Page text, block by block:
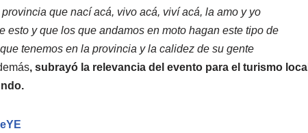
que nací acá, vivo acá, viví acá, la amo y yo
esto y que los que andamos en moto hagan este tipo de
tenemos en la provincia y la calidez de su gente
, subrayó la relevancia del evento para el turismo local